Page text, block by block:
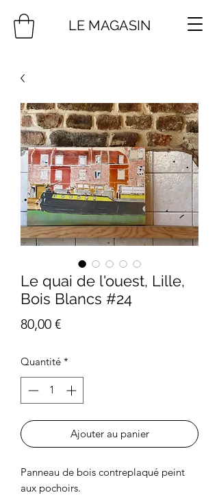
LE MAGASIN
Le quai de l'ouest, Lille,
Bois Blancs #24
80,00 €Prix
Quantité *
Ajouter au panier
Panneau de bois contreplaqué peint
aux pochoirs.